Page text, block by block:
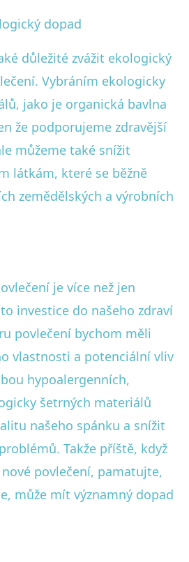
dopad
důležité zvážit ekologický
Vybráním ekologicky
jako je organická bavlna
že podporujeme zdravější
můžeme také snížit
látkám, které se běžně
zemědělských a výrobních
je více než jen
investice do našeho zdraví
povlečení bychom měli
vlastnosti a potenciální vliv
hypoalergenních,
šetrných materiálů
našeho spánku a snížit
Takže příště, když
povlečení, pamatujte,
může mít významný dopad